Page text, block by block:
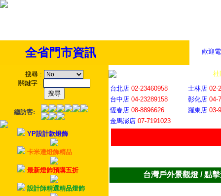
歡迎
全省門市資訊
搜尋 :
關鍵字 :
總訪客:
YP設計款燈飾
卡米達燈飾精品
最新燈飾預購五折
設計師精選精品燈飾
社
台北店 02-23460958 士林店 02-
台中店 04-23289158 彰化店 04-
恆春店 08-8896626 羅東店 03-
金馬澎店 07-7191023
台灣戶外景觀燈 / 點